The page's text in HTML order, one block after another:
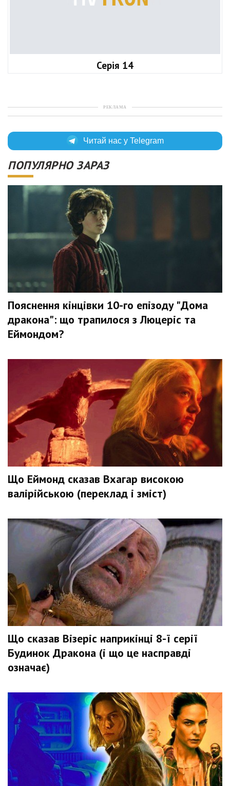
Серія 14
РЕКЛАМА
Читай нас у Telegram
ПОПУЛЯРНО ЗАРАЗ
Пояснення кінцівки 10-го епізоду "Дома
дракона": що трапилося з Люцеріс та
Еймондом?
Що Еймонд сказав Вхагар високою
валірійською (переклад і зміст)
Що сказав Візеріс наприкінці 8-ї серії
Будинок Дракона (і що це насправді
означає)